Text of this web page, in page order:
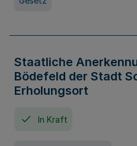
Staatliche
Bödefeld der Stadt
Erholungsort
In Kraft